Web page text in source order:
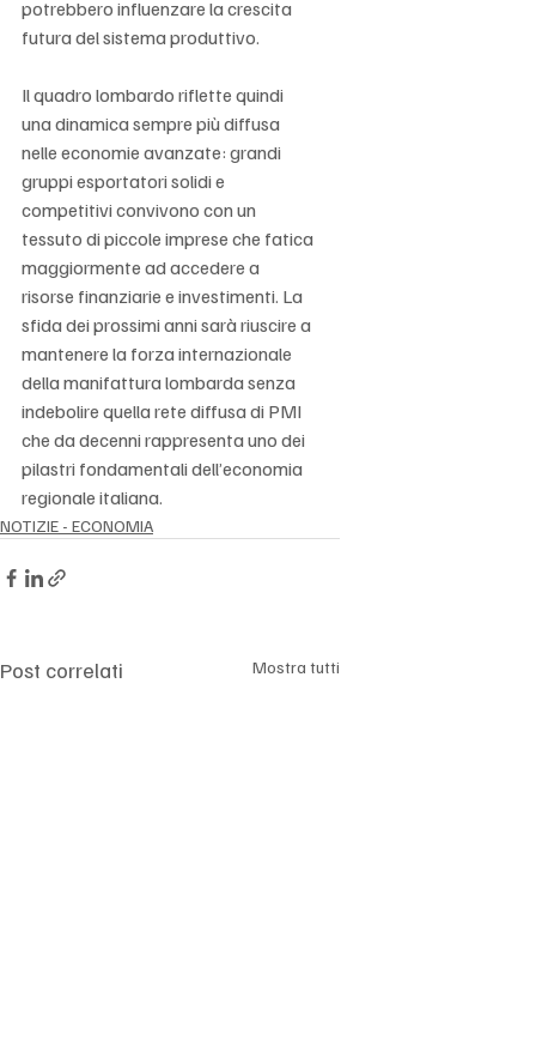
potrebbero influenzare la crescita
futura del sistema produttivo.
Il quadro lombardo riflette quindi
una dinamica sempre più diffusa
nelle economie avanzate: grandi
gruppi esportatori solidi e
competitivi convivono con un
tessuto di piccole imprese che fatica
maggiormente ad accedere a
risorse finanziarie e investimenti. La
sfida dei prossimi anni sarà riuscire a
mantenere la forza internazionale
della manifattura lombarda senza
indebolire quella rete diffusa di PMI
che da decenni rappresenta uno dei
pilastri fondamentali dell’economia
regionale italiana.
NOTIZIE - ECONOMIA
Post correlati Mostra tutti